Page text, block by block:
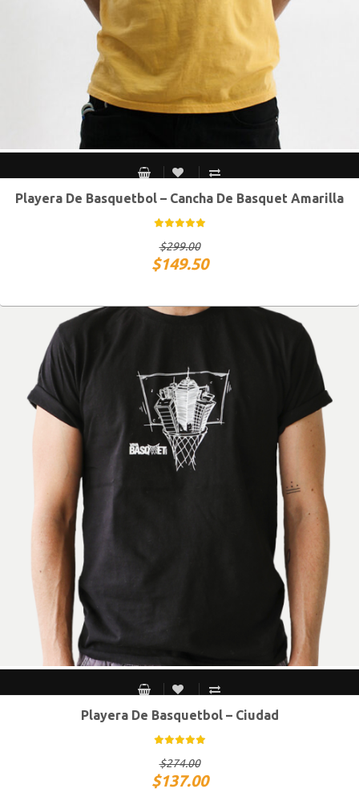
S MEX / XS USA M MEX / S USA G MEX / M USA XG MEX / G USA
Playera De Basquetbol – Cancha De Basquet Amarilla
$299.00
$149.50
CH M G XG
Playera De Basquetbol – Ciudad
$274.00
$137.00